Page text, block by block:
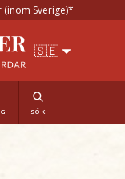
(inom Sverige)*
SÖK